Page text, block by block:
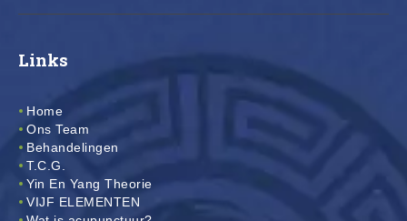
Links
Home
Ons Team
Behandelingen
T.C.G.
Yin En Yang Theorie
VIJF ELEMENTEN